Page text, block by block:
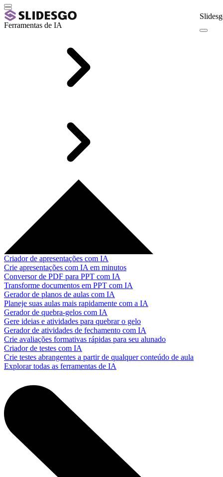
Ferramentas de IA
Criador de apresentações com IA
Crie apresentações com IA em minutos
Conversor de PDF para PPT com IA
Transforme documentos em PPT com IA
Gerador de planos de aulas com IA
Planeje suas aulas mais rapidamente com a IA
Gerador de quebra-gelos com IA
Gere ideias e atividades para quebrar o gelo
Gerador de atividades de fechamento com IA
Crie avaliações formativas rápidas para seu alunado
Criador de testes com IA
Crie testes abrangentes a partir de qualquer conteúdo de aula
Explorar todas as ferramentas de IA